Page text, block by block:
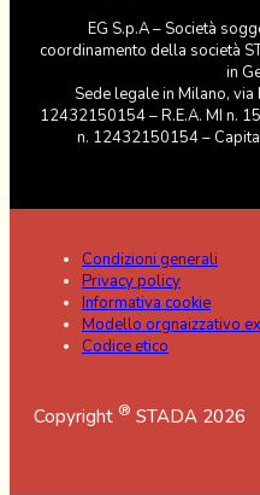
EG S.p.A – Società
coordinamento della società
in
Sede legale in Milano, via
12432150154 – R.E.A. MI n.
n. 12432150154 –
Condizioni generali
Privacy policy
Informativa cookie
Modello orgnaizzativo
Codice etico
Copyright ® STADA 2026